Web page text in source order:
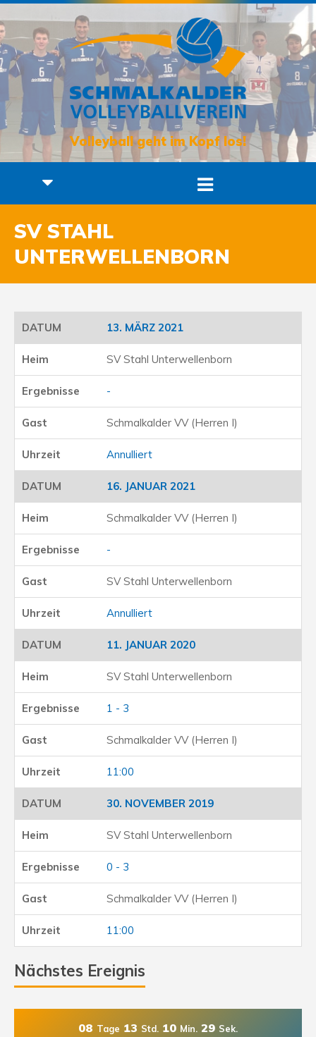
Volleyball geht im Kopf los!
SV STAHL
UNTERWELLENBORN
13. MÄRZ 2021
SV Stahl Unterwellenborn
-
Schmalkalder VV (Herren I)
Annulliert
16. JANUAR 2021
Schmalkalder VV (Herren I)
-
SV Stahl Unterwellenborn
Annulliert
11. JANUAR 2020
SV Stahl Unterwellenborn
1 - 3
Schmalkalder VV (Herren I)
11:00
30. NOVEMBER 2019
SV Stahl Unterwellenborn
0 - 3
Schmalkalder VV (Herren I)
11:00
Nächstes Ereignis
08 Tage 13 Std. 10 Min. 28 Sek.